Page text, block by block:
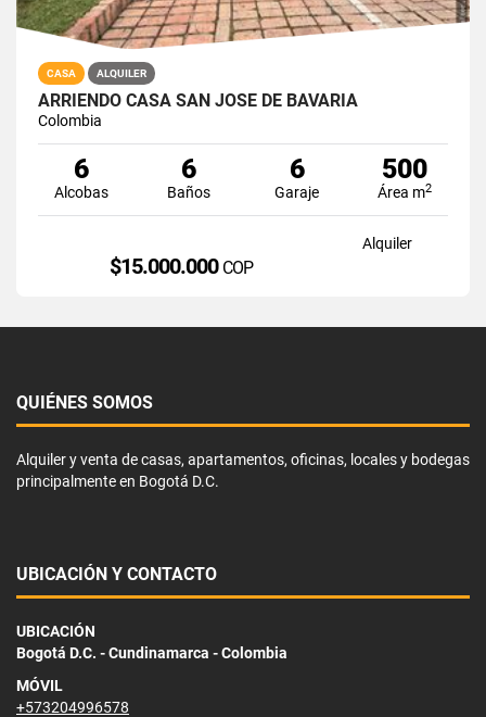
CASA ALQUILER
ARRIENDO CASA SAN JOSE DE BAVARIA
Colombia
6
Alcobas
6
Baños
6
Garaje
500
Área m2
Alquiler
$15.000.000 COP
QUIÉNES SOMOS
Alquiler y venta de casas, apartamentos, oficinas, locales y bodegas
principalmente en Bogotá D.C.
UBICACIÓN Y CONTACTO
UBICACIÓN
Bogotá D.C. - Cundinamarca - Colombia
MÓVIL
+573204996578